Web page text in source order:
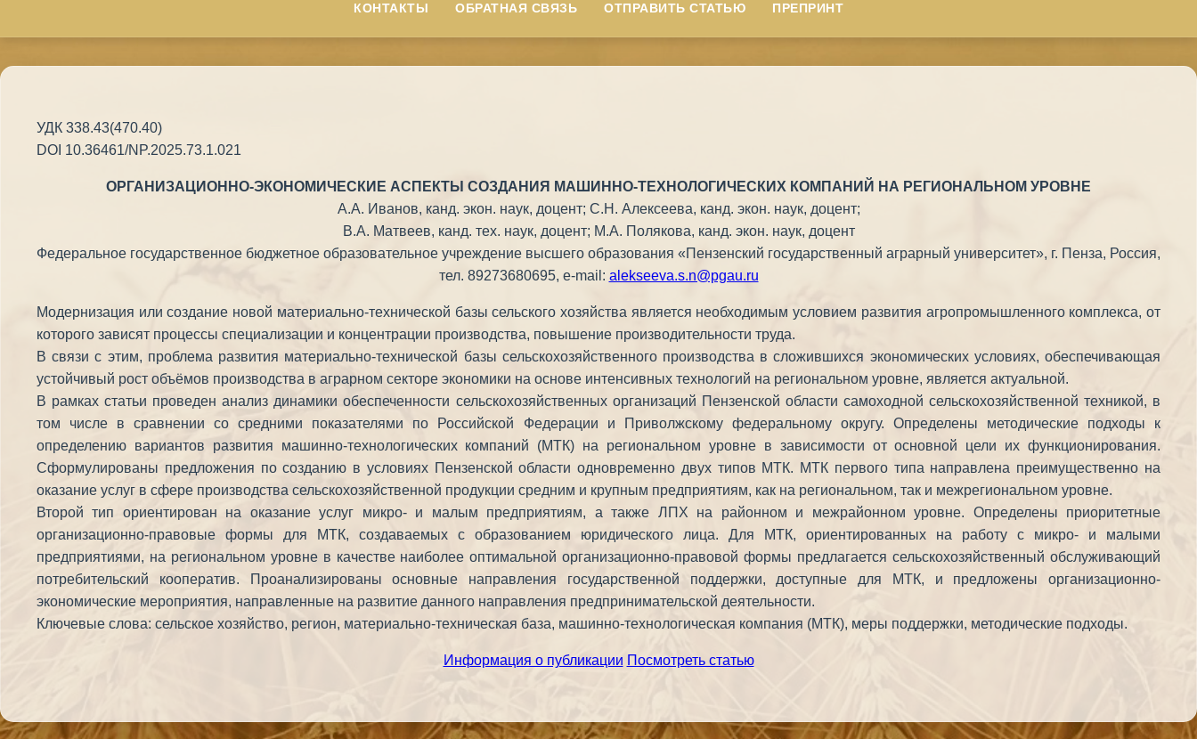
КОНТАКТЫ ОБРАТНАЯ СВЯЗЬ ОТПРАВИТЬ СТАТЬЮ ПРЕПРИНТ
УДК 338.43(470.40)
DOI 10.36461/NP.2025.73.1.021
ОРГАНИЗАЦИОННО-ЭКОНОМИЧЕСКИЕ АСПЕКТЫ СОЗДАНИЯ МАШИННО-ТЕХНОЛОГИЧЕСКИХ КОМПАНИЙ НА РЕГИОНАЛЬНОМ УРОВНЕ
А.А. Иванов, канд. экон. наук, доцент; С.Н. Алексеева, канд. экон. наук, доцент;
В.А. Матвеев, канд. тех. наук, доцент; М.А. Полякова, канд. экон. наук, доцент
Федеральное государственное бюджетное образовательное учреждение высшего образования «Пензенский государственный аграрный университет», г. Пенза, Россия,
тел. 89273680695, e-mail: alekseeva.s.n@pgau.ru
Модернизация или создание новой материально-технической базы сельского хозяйства является необходимым условием развития агропромышленного комплекса, от
которого зависят процессы специализации и концентрации производства, повышение производительности труда.
В связи с этим, проблема развития материально-технической базы сельскохозяйственного производства в сложившихся экономических условиях, обеспечивающая
устойчивый рост объёмов производства в аграрном секторе экономики на основе интенсивных технологий на региональном уровне, является актуальной.
В рамках статьи проведен анализ динамики обеспеченности сельскохозяйственных организаций Пензенской области самоходной сельскохозяйственной техникой, в
том числе в сравнении со средними показателями по Российской Федерации и Приволжскому федеральному округу. Определены методические подходы к
определению вариантов развития машинно-технологических компаний (МТК) на региональном уровне в зависимости от основной цели их функционирования.
Сформулированы предложения по созданию в условиях Пензенской области одновременно двух типов МТК. МТК первого типа направлена преимущественно на
оказание услуг в сфере производства сельскохозяйственной продукции средним и крупным предприятиям, как на региональном, так и межрегиональном уровне.
Второй тип ориентирован на оказание услуг микро- и малым предприятиям, а также ЛПХ на районном и межрайонном уровне. Определены приоритетные
организационно-правовые формы для МТК, создаваемых с образованием юридического лица. Для МТК, ориентированных на работу с микро- и малыми
предприятиями, на региональном уровне в качестве наиболее оптимальной организационно-правовой формы предлагается сельскохозяйственный обслуживающий
потребительский кооператив. Проанализированы основные направления государственной поддержки, доступные для МТК, и предложены организационно-
экономические мероприятия, направленные на развитие данного направления предпринимательской деятельности.
Ключевые слова: сельское хозяйство, регион, материально-техническая база, машинно-технологическая компания (МТК), меры поддержки, методические подходы.
Информация о публикации Посмотреть статью